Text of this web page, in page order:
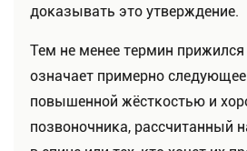
доказывать это утверждение.
Тем не менее термин
означает примерно
повышенной жёсткостью и
позвоночника, рассчитанный